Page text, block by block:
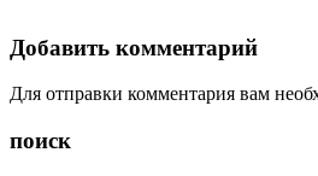
Добавить комментарий
Для отправки комментария вам
поиск